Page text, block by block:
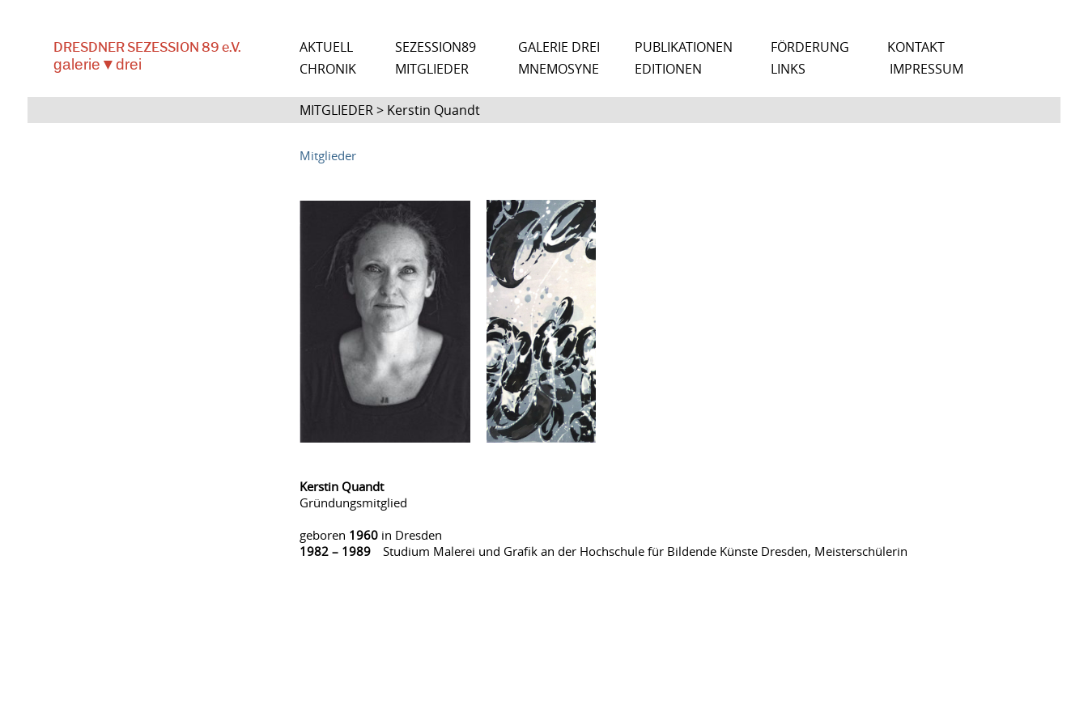
DRESDNER SEZESSION 89 e.V.
galerie▼drei
AKTUELL SEZESSION89 GALERIE DREI PUBLIKATIONEN FÖRDERUNG
KONTAKT
CHRONIK
MITGLIEDER MNEMOSYNE EDITIONEN LINKS IMPRESSUM
MITGLIEDER > Kerstin Quandt
Mitglieder
Kerstin Quandt
Gründungsmitglied
geboren 1960in Dresden
1982 – 1989
Studium Malerei und Grafik an der Hochschule für Bildende Künste Dresden, Meisterschülerin